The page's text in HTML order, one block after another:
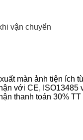
vận chuyển
màn ảnh tiện ích
với CE,
thanh toán 30%